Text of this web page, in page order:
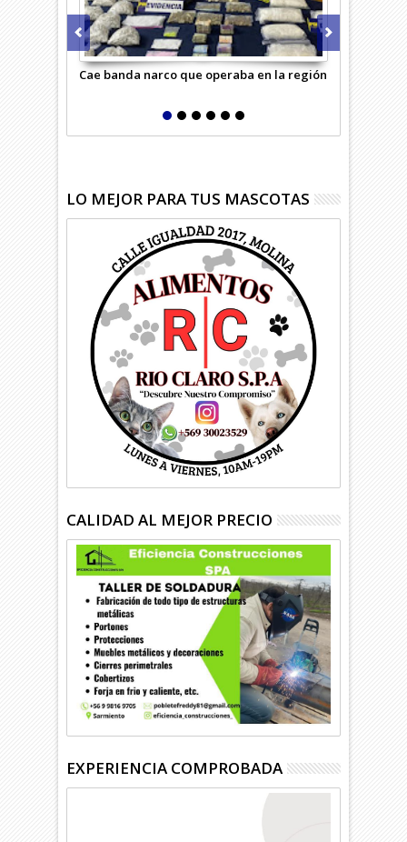
Cae banda narco que operaba en la región
LO MEJOR PARA TUS MASCOTAS
CALIDAD AL MEJOR PRECIO
EXPERIENCIA COMPROBADA